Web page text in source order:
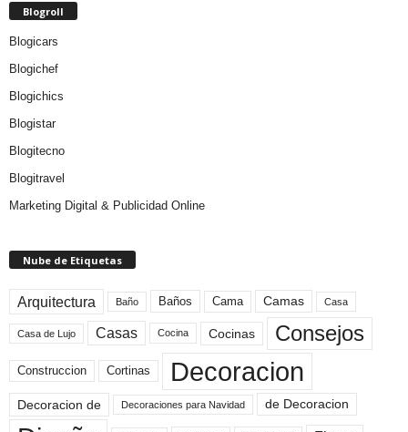
Blogroll
Blogicars
Blogichef
Blogichics
Blogistar
Blogitecno
Blogitravel
Marketing Digital & Publicidad Online
Nube de Etiquetas
Arquitectura Baño Baños Cama Camas Casa
Casa de Lujo Casas Cocina Cocinas Consejos
Construccion Cortinas Decoracion
Decoracion de Decoraciones para Navidad de Decoracion